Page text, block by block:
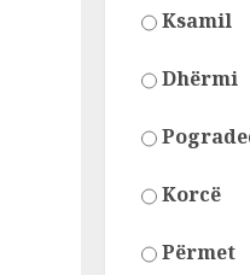
Ksamil
Dhërmi
Korcë
Përmet